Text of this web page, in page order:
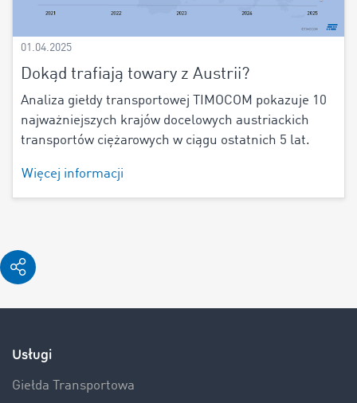
01.04.2025
Dokąd trafiają towary z Austrii?
Analiza giełdy transportowej TIMOCOM pokazuje 10
najważniejszych krajów docelowych austriackich
transportów ciężarowych w ciągu ostatnich 5 lat.
Więcej informacji
Usługi
Giełda Transportowa